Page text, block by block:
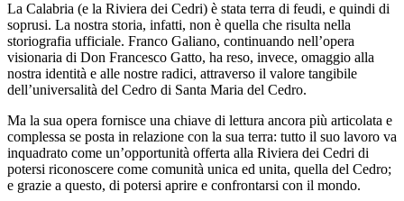
La Calabria (e la Riviera dei Cedri) è stata terra di feudi, e quindi di
soprusi. La nostra storia, infatti, non è quella che risulta nella
storiografia ufficiale. Franco Galiano, continuando nell’opera
visionaria di Don Francesco Gatto, ha reso, invece, omaggio alla
nostra identità e alle nostre radici, attraverso il valore tangibile
dell’universalità del Cedro di Santa Maria del Cedro.
Ma la sua opera fornisce una chiave di lettura ancora più articolata e
complessa se posta in relazione con la sua terra: tutto il suo lavoro va
inquadrato come un’opportunità offerta alla Riviera dei Cedri di
potersi riconoscere come comunità unica ed unita, quella del Cedro;
e grazie a questo, di potersi aprire e confrontarsi con il mondo.